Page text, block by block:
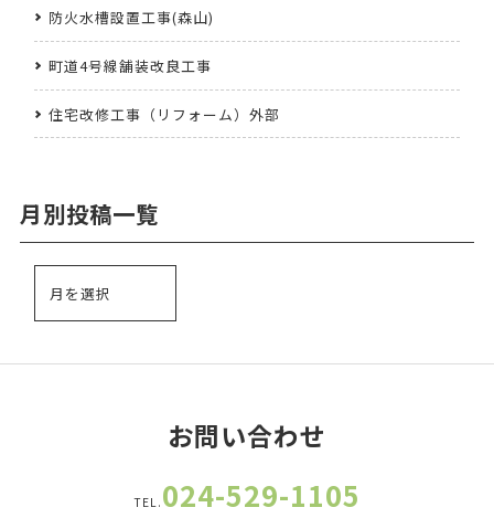
防火水槽設置工事(森山)
町道4号線舗装改良工事
住宅改修工事（リフォーム）外部
月別投稿一覧
お問い合わせ
TEL. 024-529-1105